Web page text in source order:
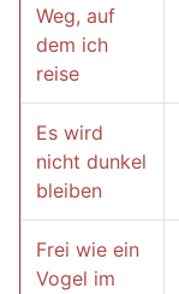
Weg, auf
dem ich
reise
Es wird
nicht dunkel
bleiben
Frei wie ein
Vogel im